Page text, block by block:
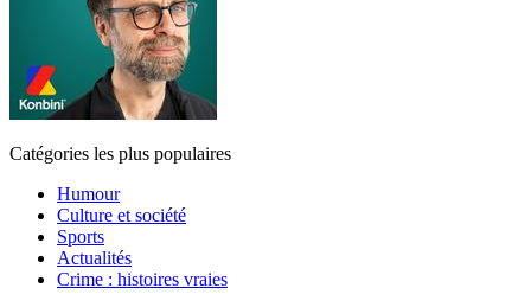
Catégories les plus populaires
Humour
Culture et société
Sports
Actualités
Crime : histoires vraies